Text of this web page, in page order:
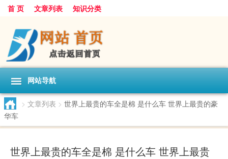
首 页 文章列表 知识分类
网站导航
> 文章列表 > 世界上最贵的车全是棉 是什么车 世界上最贵的豪
华车
世界上最贵的车全是棉 是什么车 世界上最贵